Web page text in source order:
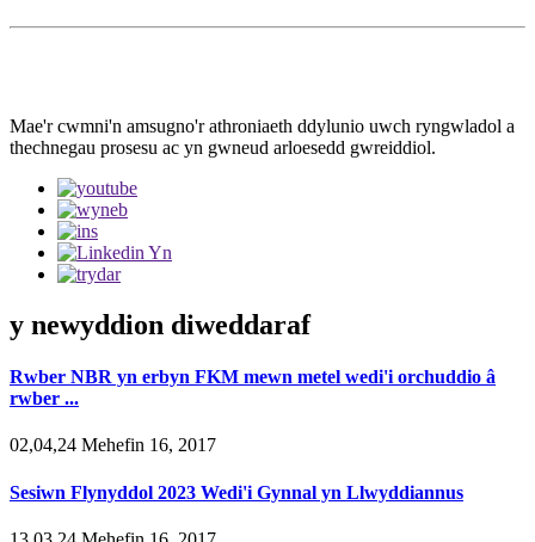
Mae'r cwmni'n amsugno'r athroniaeth ddylunio uwch ryngwladol a
thechnegau prosesu ac yn gwneud arloesedd gwreiddiol.
y newyddion diweddaraf
Rwber NBR yn erbyn FKM mewn metel wedi'i orchuddio â
rwber ...
02,04,24 Mehefin 16, 2017
Sesiwn Flynyddol 2023 Wedi'i Gynnal yn Llwyddiannus